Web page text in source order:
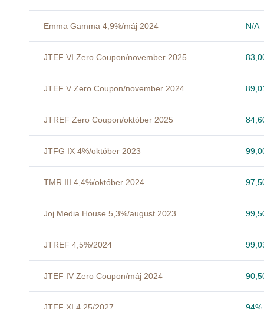
Emma Gamma 4,9%/máj 2024 N/A
JTEF VI Zero Coupon/november 2025
JTEF V Zero Coupon/november 2024
JTREF Zero Coupon/október 2025
JTFG IX 4%/október 2023
TMR III 4,4%/október 2024
Joj Media House 5,3%/august 2023
JTREF 4,5%/2024
JTEF IV Zero Coupon/máj 2024